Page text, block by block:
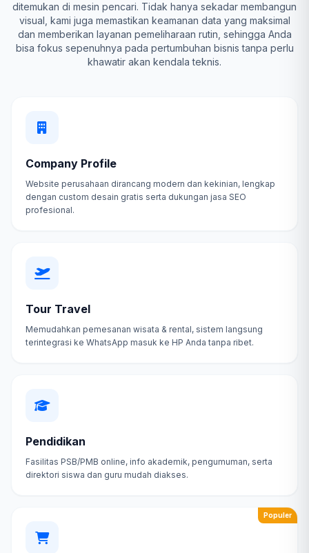
ditemukan di mesin pencari. Tidak hanya sekadar membangun
visual, kami juga memastikan keamanan data yang maksimal
dan memberikan layanan pemeliharaan rutin, sehingga Anda
bisa fokus sepenuhnya pada pertumbuhan bisnis tanpa perlu
khawatir akan kendala teknis.
Company Profile
Website perusahaan dirancang modern dan kekinian, lengkap
dengan custom desain gratis serta dukungan jasa SEO
profesional.
Tour Travel
Memudahkan pemesanan wisata & rental, sistem langsung
terintegrasi ke WhatsApp masuk ke HP Anda tanpa ribet.
Pendidikan
Fasilitas PSB/PMB online, info akademik, pengumuman, serta
direktori siswa dan guru mudah diakses.
Populer